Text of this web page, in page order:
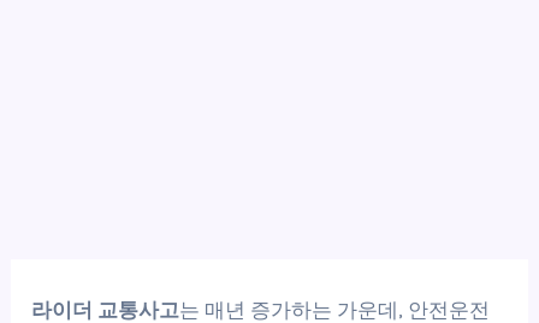
라이더 교통사고는 매년 증가하는 가운데, 안전운전